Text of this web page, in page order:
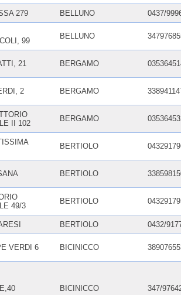
279 BELLUNO 0437/
99
BELLUNO
21 BERGAMO
2 BERGAMO
II 102
BERGAMO
BERTIOLO
BERTIOLO
49/3
BERTIOLO
BERTIOLO 0432/
VERDI 6 BICINICCO
BICINICCO 347/